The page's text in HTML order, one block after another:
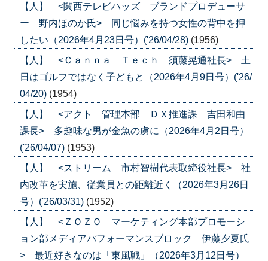
【人】 <関西テレビハッズ ブランドプロデューサ
ー 野内ほのか氏> 同じ悩みを持つ女性の背中を押
したい（2026年4月23日号）('26/04/28) (1956)
【人】 <Ｃａｎｎａ Ｔｅｃｈ 須藤晃通社長> 土
日はゴルフではなく子どもと（2026年4月9日号）('26/
04/20) (1954)
【人】 <アクト 管理本部 ＤＸ推進課 吉田和由
課長> 多趣味な男が金魚の虜に（2026年4月2日号）
('26/04/07) (1953)
【人】 <ストリーム 市村智樹代表取締役社長> 社
内改革を実施、従業員との距離近く（2026年3月26日
号）('26/03/31) (1952)
【人】 <ＺＯＺＯ マーケティング本部プロモーシ
ョン部メディアパフォーマンスブロック 伊藤夕夏氏
> 最近好きなのは「東風戦」（2026年3月12日号）